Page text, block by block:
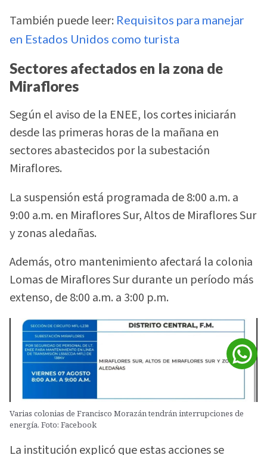
También puede leer: Requisitos para manejar
en Estados Unidos como turista
Sectores afectados en la zona de
Miraflores
Según el aviso de la ENEE, los cortes iniciarán
desde las primeras horas de la mañana en
sectores abastecidos por la subestación
Miraflores.
La suspensión está programada de 8:00 a.m. a
9:00 a.m. en Miraflores Sur, Altos de Miraflores Sur
y zonas aledañas.
Además, otro mantenimiento afectará la colonia
Lomas de Miraflores Sur durante un período más
extenso, de 8:00 a.m. a 3:00 p.m.
Varias colonias de Francisco Morazán tendrán interrupciones de
energía. Foto: Facebook
La institución explicó que estas acciones se